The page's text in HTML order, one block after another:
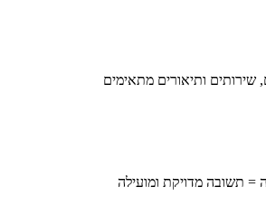
שירותים ותיאורים מתאימים
= תשובה מדויקת ומועילה